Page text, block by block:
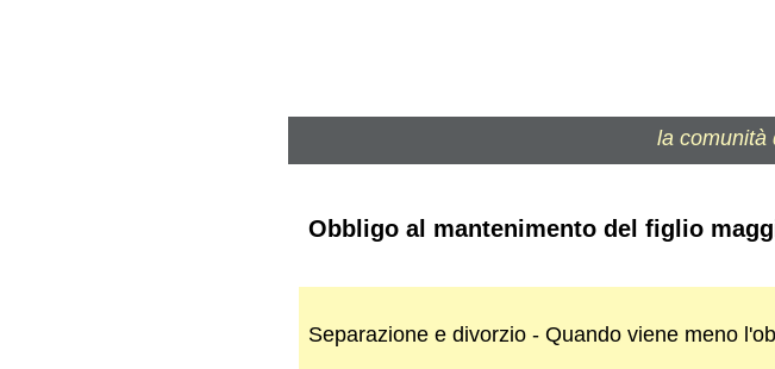
la comunità
Obbligo al mantenimento del figlio
Separazione e divorzio - Quando viene meno